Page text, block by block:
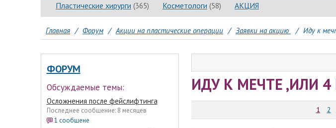
Пластические хирурги (365) Косметологи (58) АКЦИЯ
Главная / Форум / Акции на пластические операции / Заявки на акцию / Иду к
ФОРУМ
Обсуждаемые темы:
Осложнения после фейслифтинга
Последнее сообщение: 8 месяцев
1 сообщене
ИДУ К МЕЧТЕ ,ИЛИ
1 2